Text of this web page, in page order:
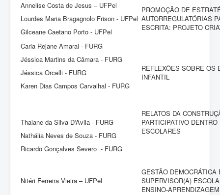
Annelise Costa de Jesus – UFPel
Lourdes Maria Bragagnolo Frison - UFPel
Gilceane Caetano Porto - UFPel
PROMOÇÃO DE
AUTORREGULATÓRIAS
ESCRITA: PROJETO
Carla Rejane Amaral - FURG
Jéssica Martins da Câmara - FURG
Jéssica Orcelli - FURG
Karen Dias Campos Carvalhal - FURG
REFLEXÕES SOBRE OS
INFANTIL
Thaiane da Silva D'Avila - FURG
Nathália Neves de Souza - FURG
Ricardo Gonçalves Severo - FURG
RELATOS DA
PARTICIPATIVO
ESCOLARES
Nitéri Ferreira Vieira – UFPel
GESTÃO DEMOCRÁTICA
SUPERVISOR(A)
ENSINO-APRENDIZAGEM